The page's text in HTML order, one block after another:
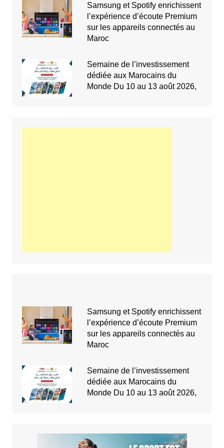
Samsung et Spotify enrichissent
l’expérience d’écoute Premium
sur les appareils connectés au
Maroc
Semaine de l’investissement
dédiée aux Marocains du
Monde Du 10 au 13 août 2026,
Samsung et Spotify enrichissent
l’expérience d’écoute Premium
sur les appareils connectés au
Maroc
Semaine de l’investissement
dédiée aux Marocains du
Monde Du 10 au 13 août 2026,